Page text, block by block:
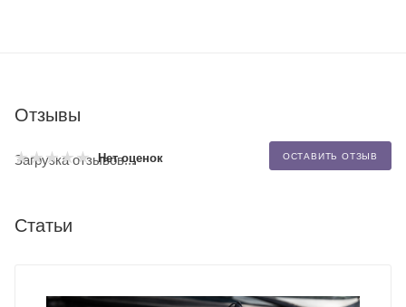
Отзывы
Нет оценок ОСТАВИТЬ ОТЗЫВ
Загрузка отзывов...
Статьи